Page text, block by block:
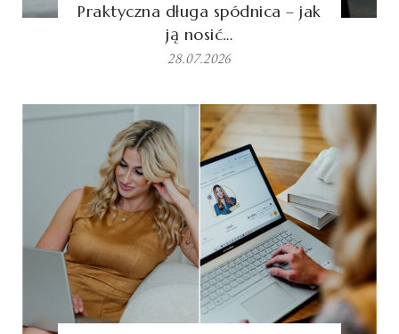
Praktyczna długa spódnica – jak
ją nosić…
28.07.2026